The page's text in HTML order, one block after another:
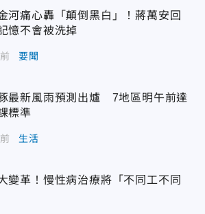
河痛心轟「顛倒黑白」！蔣萬安回
憶不會被洗掉
要聞
最新風雨預測出爐 7地區明午前達
標準
生活
變革！慢性病治療將「不同工不同